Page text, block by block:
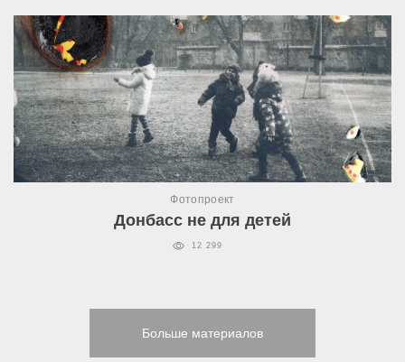
Фотопроект
Донбасс не для детей
12 299
Больше материалов